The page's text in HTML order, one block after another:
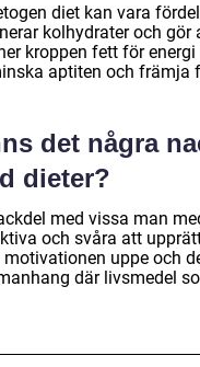
diet kan vara
kolhydrater och
kroppen fett för
aptiten och främja
det några
dieter?
med vissa man
och svåra att
uppe och
där livsmedel